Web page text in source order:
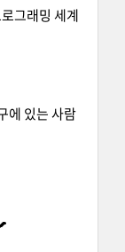
그래밍 세계
에 있는 사람